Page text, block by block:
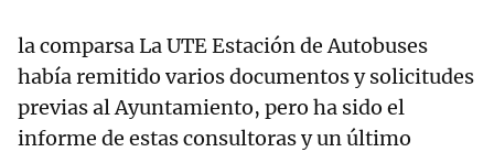
la comparsa La UTE Estación de Autobuses
había remitido varios documentos y solicitudes
previas al Ayuntamiento, pero ha sido el
informe de estas consultoras y un último